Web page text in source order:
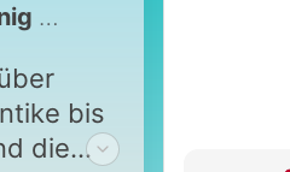
Rätsel
bis
die